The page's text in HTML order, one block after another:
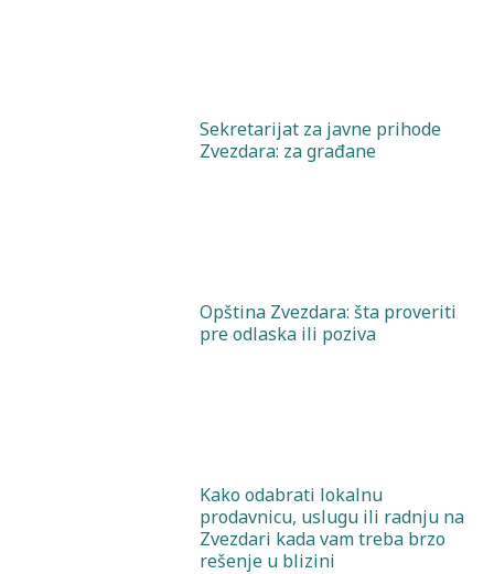
Sekretarijat za javne prihode
Zvezdara: za građane
Opština Zvezdara: šta proveriti
pre odlaska ili poziva
Kako odabrati lokalnu
prodavnicu, uslugu ili radnju na
Zvezdari kada vam treba brzo
rešenje u blizini